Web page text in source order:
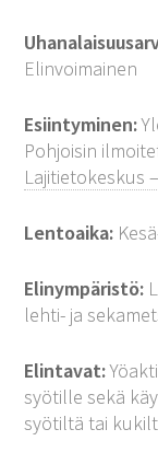
Elinvoimainen
Esiintyminen:
Pohjoisin
Lajitietokeskus
Lentoaika:
Elinympäristö:
lehti- ja
Elintavat:
syötille sekä
syötiltä tai